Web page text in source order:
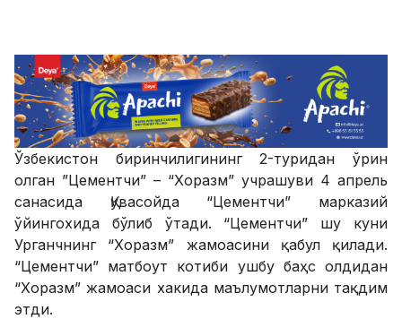
Ўзбекистон биринчилигининг 2-туридан ўрин
олган ”Цементчи” – “Хоразм” учрашуви 4 апрель
санасида Қувасойда “Цементчи” марказий
ўйингохида бўлиб ўтади. “Цементчи” шу куни
Урганчнинг “Хоразм” жамоасини қабул қилади.
“Цементчи” матбоут котиби ушбу баҳс олдидан
“Хоразм” жамоаси хакида маълумотларни тақдим
этди.